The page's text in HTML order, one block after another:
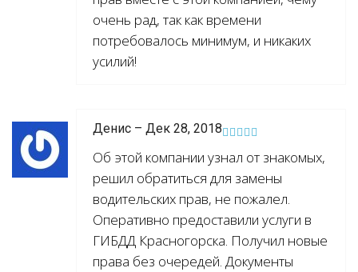
очень рад, так как времени
потребовалось минимум, и никаких
усилий!
Денис – Дек 28, 2018
Об этой компании узнал от знакомых,
решил обратиться для замены
водительских прав, не пожалел.
Оперативно предоставили услуги в
ГИБДД Красногорска. Получил новые
права без очередей. Документы